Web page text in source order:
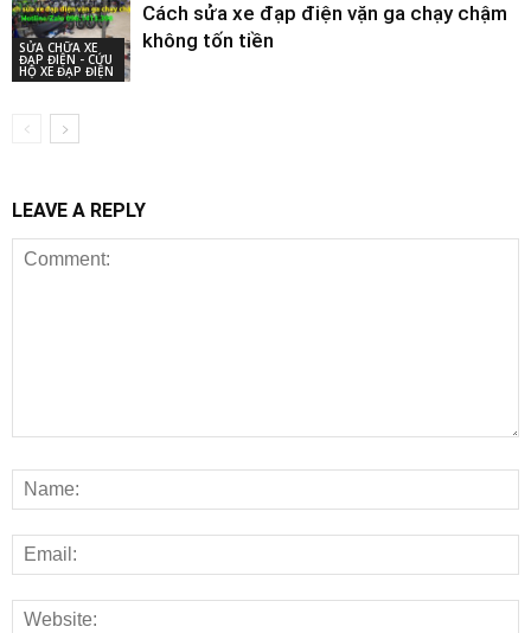
SỬA CHỮA XE
ĐẠP ĐIỆN - CỨU
HỘ XE ĐẠP ĐIỆN
Cách sửa xe đạp điện vặn ga chạy chậm
không tốn tiền
LEAVE A REPLY